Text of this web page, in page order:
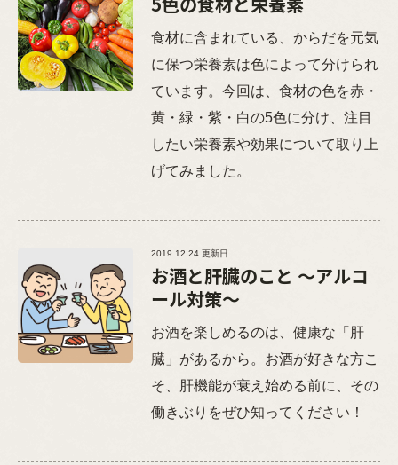
食材に含まれている、からだを元気
に保つ栄養素は色によって分けられ
ています。今回は、食材の色を赤・
黄・緑・紫・白の5色に分け、注目
したい栄養素や効果について取り上
げてみました。
2019.12.24 更新日
お酒と肝臓のこと ～アルコ
ール対策～
お酒を楽しめるのは、健康な「肝
臓」があるから。お酒が好きな方こ
そ、肝機能が衰え始める前に、その
働きぶりをぜひ知ってください！